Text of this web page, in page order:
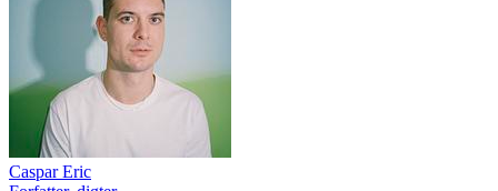
Caspar Eric